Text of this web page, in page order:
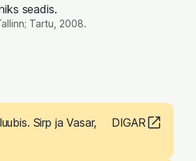
seadis.
Tartu, 2008.
Sirp ja Vasar,
DIGAR